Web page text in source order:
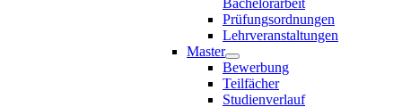
Prüfungsordnungen
Lehrveranstaltungen
Master
Bewerbung
Teilfächer
Studienverlauf